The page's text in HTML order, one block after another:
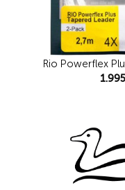
Rio Powerflex